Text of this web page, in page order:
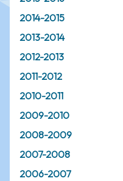
2014-2015
2013-2014
2012-2013
2011-2012
2010-2011
2009-2010
2008-2009
2007-2008
2006-2007